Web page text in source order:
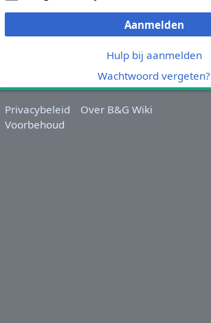
Aanmelden
Hulp bij aanmelden
Wachtwoord vergeten?
Privacybeleid
Over B&G Wiki
Voorbehoud